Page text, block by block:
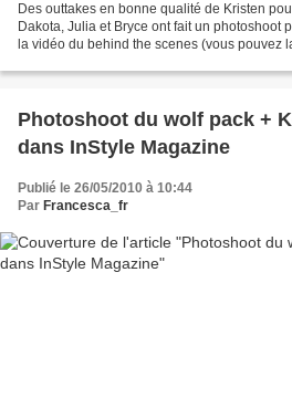
Des outtakes en bonne qualité de Kristen
Dakota, Julia et Bryce ont fait un photoshoot
la vidéo du behind the scenes (vous pouvez
Photoshoot du wolf pack +
dans InStyle Magazine
Publié le 26/05/2010 à 10:44
Par Francesca_fr